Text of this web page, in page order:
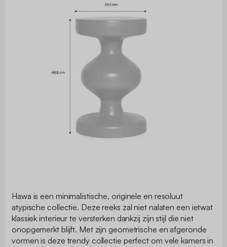
Hawa is een minimalistische, originele en resoluut
atypische collectie. Deze reeks zal niet nalaten een ietwat
klassiek interieur te versterken dankzij zijn stijl die niet
onopgemerkt blijft. Met zijn geometrische en afgeronde
vormen is deze trendy collectie perfect om vele kamers in